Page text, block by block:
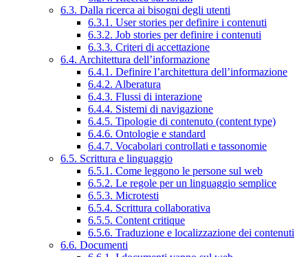
6.3. Dalla ricerca ai bisogni degli utenti
6.3.1. User stories per definire i contenuti
6.3.2. Job stories per definire i contenuti
6.3.3. Criteri di accettazione
6.4. Architettura dell’informazione
6.4.1. Definire l’architettura dell’informazione
6.4.2. Alberatura
6.4.3. Flussi di interazione
6.4.4. Sistemi di navigazione
6.4.5. Tipologie di contenuto (content type)
6.4.6. Ontologie e standard
6.4.7. Vocabolari controllati e tassonomie
6.5. Scrittura e linguaggio
6.5.1. Come leggono le persone sul web
6.5.2. Le regole per un linguaggio semplice
6.5.3. Microtesti
6.5.4. Scrittura collaborativa
6.5.5. Content critique
6.5.6. Traduzione e localizzazione dei contenuti
6.6. Documenti